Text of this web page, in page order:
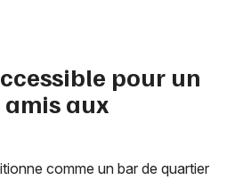
pour un
aux
comme un bar de quartier